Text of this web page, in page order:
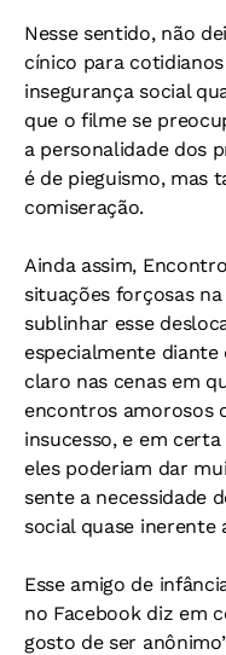
Nesse sentido, não
cínico para
insegurança social
que o filme se
a personalidade dos
é de pieguismo, mas
comiseração.
Ainda assim,
situações forçosas
sublinhar esse
especialmente diante
claro nas cenas em
encontros amorosos
insucesso, e em
eles poderiam dar
sente a necessidade
social quase inerente
Esse amigo de
no Facebook diz em
gosto de ser